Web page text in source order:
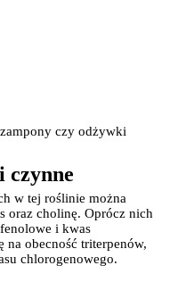
czy odżywki
czynne
w tej roślinie można
oraz cholinę. Oprócz nich
i kwas
obecność triterpenów,
chlorogenowego.